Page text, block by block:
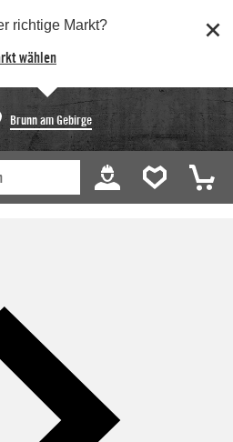
richtige Markt?
wählen
Brunn am Gebirge